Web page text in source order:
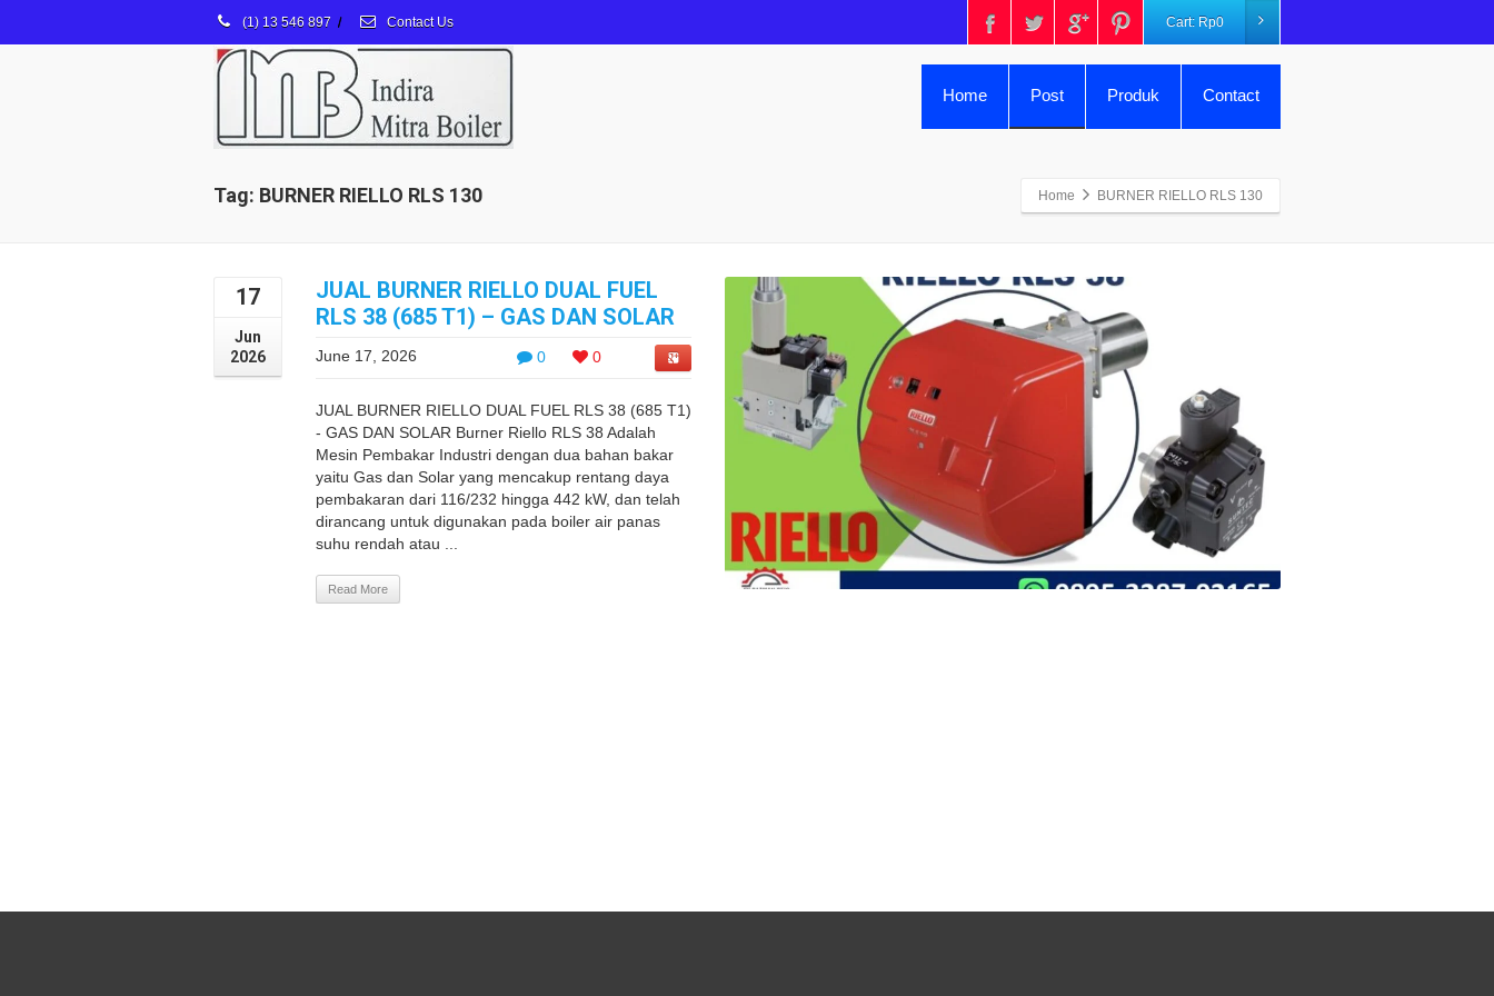
(1) 13 546 897 / Contact Us Cart: Rp0
Home Post Produk Contact
Tag: BURNER RIELLO RLS 130 Home BURNER RIELLO RLS 130
17
Jun
2026
JUAL BURNER RIELLO DUAL FUEL
RLS 38 (685 T1) – GAS DAN SOLAR
0 0
June 17, 2026
JUAL BURNER RIELLO DUAL FUEL RLS 38 (685 T1)
- GAS DAN SOLAR Burner Riello RLS 38 Adalah
Mesin Pembakar Industri dengan dua bahan bakar
yaitu Gas dan Solar yang mencakup rentang daya
pembakaran dari 116/232 hingga 442 kW, dan telah
dirancang untuk digunakan pada boiler air panas
suhu rendah atau ...
Read More